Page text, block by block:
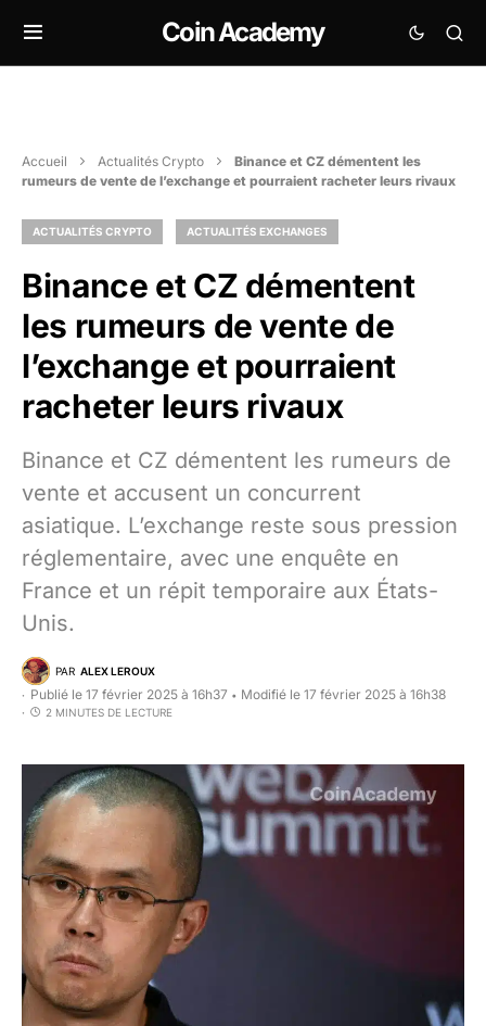
Coin Academy
Accueil Actualités Crypto
Binance et CZ démentent les
rumeurs de vente de l’exchange et pourraient racheter leurs rivaux
ACTUALITÉS CRYPTO ACTUALITÉS EXCHANGES
Binance et CZ démentent
les rumeurs de vente de
l’exchange et pourraient
racheter leurs rivaux
Binance et CZ démentent les rumeurs de
vente et accusent un concurrent
asiatique. L’exchange reste sous pression
réglementaire, avec une enquête en
France et un répit temporaire aux États-
Unis.
PAR ALEX LEROUX
Publié le 17 février 2025 à 16h37 • Modifié le 17 février 2025 à 16h38
2 MINUTES DE LECTURE